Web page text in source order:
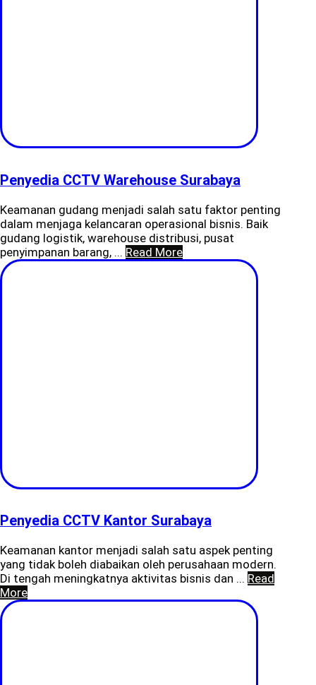
Penyedia CCTV Warehouse Surabaya
Keamanan gudang menjadi salah satu faktor penting
dalam menjaga kelancaran operasional bisnis. Baik
gudang logistik, warehouse distribusi, pusat
penyimpanan barang, ... Read More
Penyedia CCTV Kantor Surabaya
Keamanan kantor menjadi salah satu aspek penting
yang tidak boleh diabaikan oleh perusahaan modern.
Di tengah meningkatnya aktivitas bisnis dan ... Read
More